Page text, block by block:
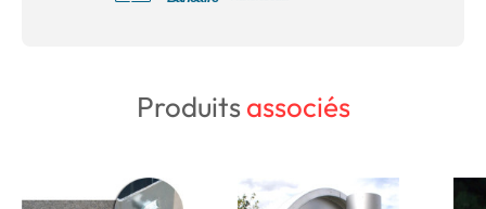
Produitsassociés